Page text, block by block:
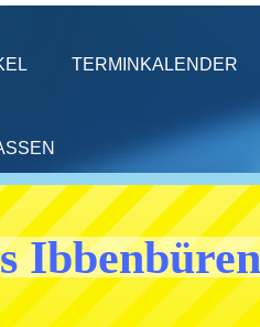
TERMINKALENDER